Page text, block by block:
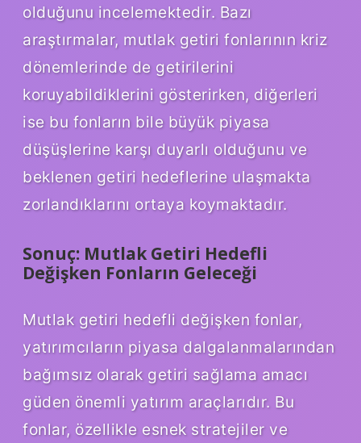
olduğunu incelemektedir. Bazı
araştırmalar, mutlak getiri fonlarının kriz
dönemlerinde de getirilerini
koruyabildiklerini gösterirken, diğerleri
ise bu fonların bile büyük piyasa
düşüşlerine karşı duyarlı olduğunu ve
beklenen getiri hedeflerine ulaşmakta
zorlandıklarını ortaya koymaktadır.
Sonuç: Mutlak Getiri Hedefli
Değişken Fonların Geleceği
Mutlak getiri hedefli değişken fonlar,
yatırımcıların piyasa dalgalanmalarından
bağımsız olarak getiri sağlama amacı
güden önemli yatırım araçlarıdır. Bu
fonlar, özellikle esnek stratejiler ve